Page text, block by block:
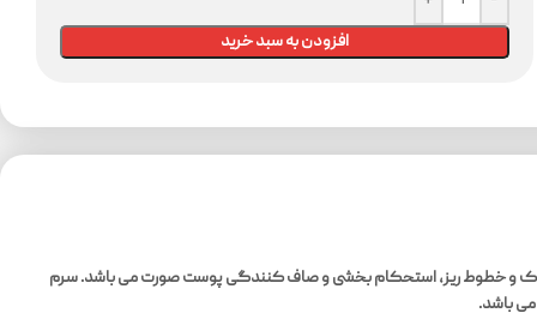
افزودن به سبد خرید
و چروک و خطوط ریز، استحکام بخشی و صاف کنندگی پوست صورت می باشد. سرم